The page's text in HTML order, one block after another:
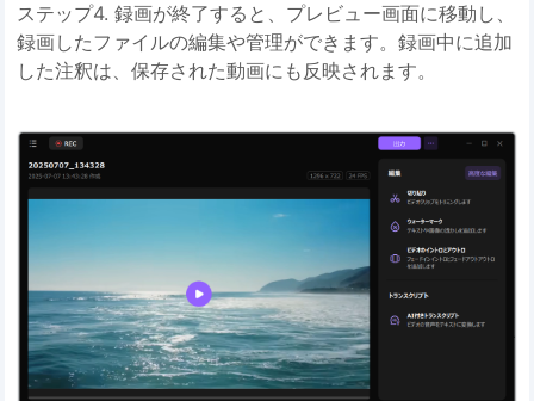
ステップ4. 録画が終了すると、プレビュー画面に移動し、
録画したファイルの編集や管理ができます。録画中に追加
した注釈は、保存された動画にも反映されます。